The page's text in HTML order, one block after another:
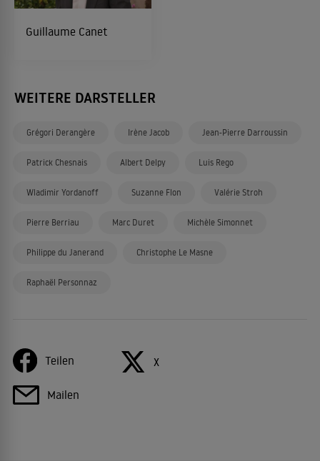
Guillaume Canet
WEITERE DARSTELLER
Grégori Derangère Irène Jacob Jean-Pierre Darroussin
Patrick Chesnais Albert Delpy Luis Rego
Wladimir Yordanoff Suzanne Flon Valérie Stroh
Pierre Berriau Marc Duret Michèle Simonnet
Philippe du Janerand Christophe Le Masne
Raphaël Personnaz
Teilen X
Mailen